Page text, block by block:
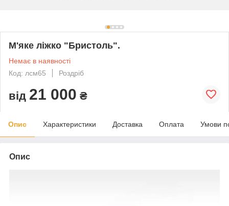
М'яке ліжко "Бристоль".
Немає в наявності
Код: лсм65
Роздріб
від 21 000 ₴
Опис Характеристики Доставка Оплата Умови
Опис